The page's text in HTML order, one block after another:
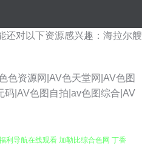
还对以下资源感兴趣：海拉尔艘
色资源网|AV色天堂网|AV色图
码|AV色图自拍|av色图综合|AV